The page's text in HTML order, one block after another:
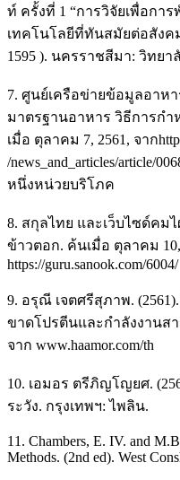
ท์ ครั้งที่ 1 “การวิจัยเพื่อกา
เทคโนโลยีที่ทันสมัยต่อสังค
1595 ). นครราชสีมา: วิทย
7. ศูนย์เครือข่ายข้อมูลอาห
มาตรฐานอาหาร วิธีการก
เมื่อ ตุลาคม 7, 2561, จาก
/news_and_articles/article/
หนึ่งหน่วยบริโภค
8. สกุลไทย และเว็บไซด์คม
ข้าวตอก. ค้นเมื่อ ตุลาคม 10,
https://guru.sanook.com/6004/
9. อรุณี เจตศรีสุภาพ.
ขาดโปรตีนและกำลังงานสา
จาก www.haamor.com/th
10. เอมอร ตรีภิญโญยศ.
ระวัง. กรุงเทพฯ: ไพลิน.
11. Chambers, E. IV. and
Methods. (2nd ed). West